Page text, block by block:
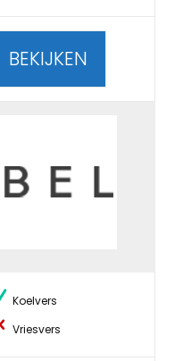
BEKIJKEN
Koelvers
Vriesvers